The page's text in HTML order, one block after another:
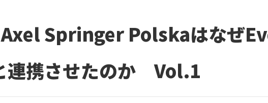
Springer Polskaはなぜ
連携させたのか Vol.1